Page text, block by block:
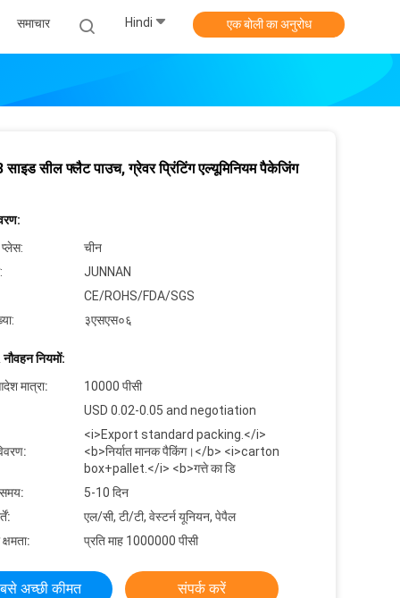
समाचार Hindi एक बोली का अनुरोध
साइड सील फ्लैट पाउच, ग्रेवर प्रिंटिंग एल्यूमिनियम पैकेजिंग
प्लेस:
चीन
JUNNAN
CE/ROHS/FDA/SGS
३एसएस०६
नियमों:
मात्रा:
10000 पीसी
USD 0.02-0.05 and negotiation
<i>Export standard packing.</i>
<b>निर्यात मानक पैकिंग।</b> <i>carton
box+pallet.</i> <b>गत्ते का डि
5-10 दिन
एल/सी, टी/टी, वेस्टर्न यूनियन, पेपैल
प्रति माह 1000000 पीसी
अच्छी कीमत संपर्क करें